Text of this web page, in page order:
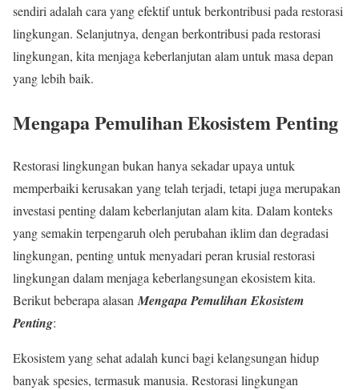
sendiri adalah cara yang efektif untuk berkontribusi pada restorasi
lingkungan. Selanjutnya, dengan berkontribusi pada restorasi
lingkungan, kita menjaga keberlanjutan alam untuk masa depan
yang lebih baik.
Mengapa Pemulihan Ekosistem Penting
Restorasi lingkungan bukan hanya sekadar upaya untuk
memperbaiki kerusakan yang telah terjadi, tetapi juga merupakan
investasi penting dalam keberlanjutan alam kita. Dalam konteks
yang semakin terpengaruh oleh perubahan iklim dan degradasi
lingkungan, penting untuk menyadari peran krusial restorasi
lingkungan dalam menjaga keberlangsungan ekosistem kita.
Berikut beberapa alasanMengapa Pemulihan Ekosistem
Penting:
Ekosistem yang sehat adalah kunci bagi kelangsungan hidup
banyak spesies, termasuk manusia. Restorasi lingkungan